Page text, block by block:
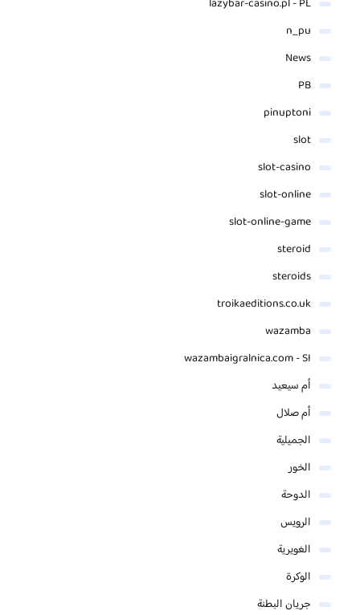
n_pu
News
PB
pinuptoni
slot
slot-casino
slot-online
slot-online-game
steroid
steroids
troikaeditions.co.uk
wazamba
wazambaigralnica.com - SI
أم سيعيد
أم صلال
الجميلية
الخور
الدوحة
الرويس
الغويرية
الوكرة
جريان البطنة